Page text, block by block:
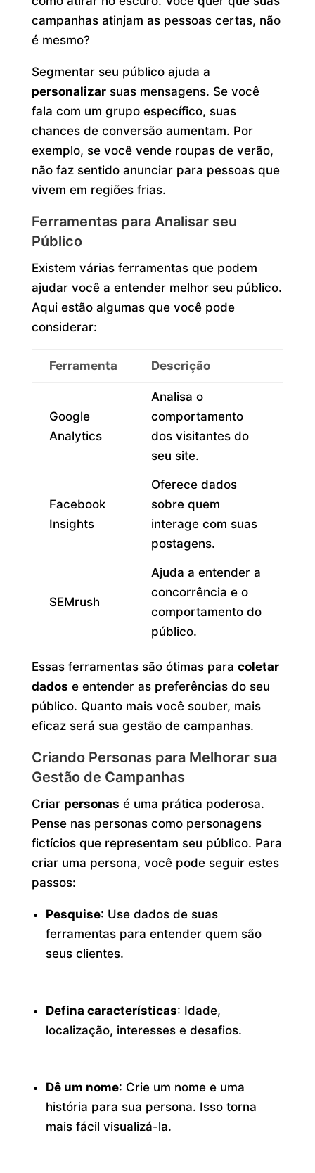
campanhas atinjam as pessoas certas, não
é mesmo?
Segmentar seu público ajuda a
personalizarsuas mensagens. Se você
fala com um grupo específico, suas
chances de conversão aumentam. Por
exemplo, se você vende roupas de verão,
não faz sentido anunciar para pessoas que
vivem em regiões frias.
Ferramentas para Analisar seu
Público
Existem várias ferramentas que podem
ajudar você a entender melhor seu público.
Aqui estão algumas que você pode
considerar:
Ferramenta Descrição
Google
Analytics
Analisa o
comportamento
dos visitantes do
seu site.
Facebook
Insights
Oferece dados
sobre quem
interage com suas
postagens.
SEMrush
Ajuda a entender a
concorrência e o
comportamento do
público.
Essas ferramentas são ótimas para coletar
dados e entender as preferências do seu
público. Quanto mais você souber, mais
eficaz será sua gestão de campanhas.
Criando Personas para Melhorar sua
Gestão de Campanhas
Criar personas é uma prática poderosa.
Pense nas personas como personagens
fictícios que representam seu público. Para
criar uma persona, você pode seguir estes
passos:
Pesquise: Use dados de suas
ferramentas para entender quem são
seus clientes.
Defina características: Idade,
localização, interesses e desafios.
Dê um nome: Crie um nome e uma
história para sua persona. Isso torna
mais fácil visualizá-la.